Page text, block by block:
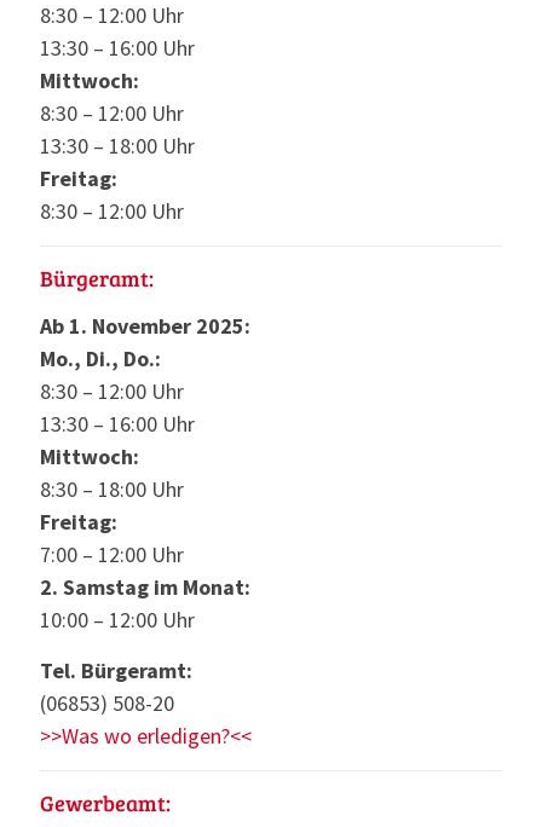
8:30 – 12:00 Uhr
13:30 – 16:00 Uhr
Mittwoch:
8:30 – 12:00 Uhr
13:30 – 18:00 Uhr
Freitag:
8:30 – 12:00 Uhr
Bürgeramt:
Ab 1. November 2025:
Mo., Di., Do.:
8:30 – 12:00 Uhr
13:30 – 16:00 Uhr
Mittwoch:
8:30 – 18:00 Uhr
Freitag:
7:00 – 12:00 Uhr
2. Samstag im Monat:
10:00 – 12:00 Uhr
Tel. Bürgeramt:
(06853) 508-20
>>Was wo erledigen?<<
Gewerbeamt: